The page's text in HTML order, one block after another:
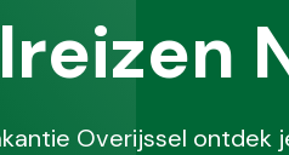
Overijssel ontdek